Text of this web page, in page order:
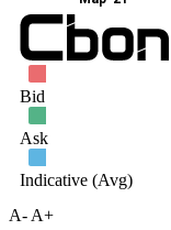
A- A+